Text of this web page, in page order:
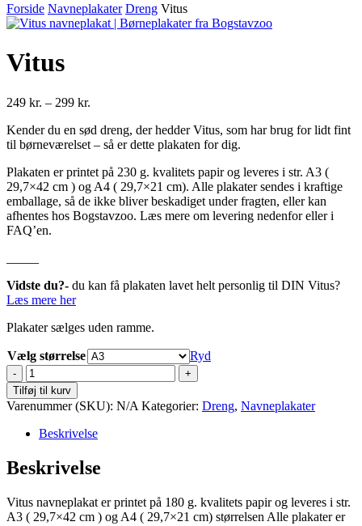
Forside Navneplakater Dreng Vitus
Vitus
249 kr. – 299 kr.
til
299 kr.
Kender du en sød dreng, der hedder Vitus, som har brug for lidt fint
til børneværelset – så er dette plakaten for dig.
Plakaten er printet på 230 g. kvalitets papir og leveres i str. A3 (
29,7×42 cm ) og A4 ( 29,7×21 cm). Alle plakater sendes i kraftige
emballage, så de ikke bliver beskadiget under fragten, eller kan
afhentes hos Bogstavzoo. Læs mere om levering nedenfor eller i
FAQ’en.
Vidste du?- du kan få plakaten lavet helt personlig til DIN Vitus?
Læs mere her
Plakater sælges uden ramme.
Vælg størrelse
Ryd
Vitus
antal
Tilføj til kurv
Varenummer (SKU): N/A Kategorier: Dreng, Navneplakater
Beskrivelse
Beskrivelse
Vitus navneplakat er printet på 180 g. kvalitets papir og leveres i str.
A3 ( 29,7×42 cm ) og A4 ( 29,7×21 cm) størrelsen Alle plakater er